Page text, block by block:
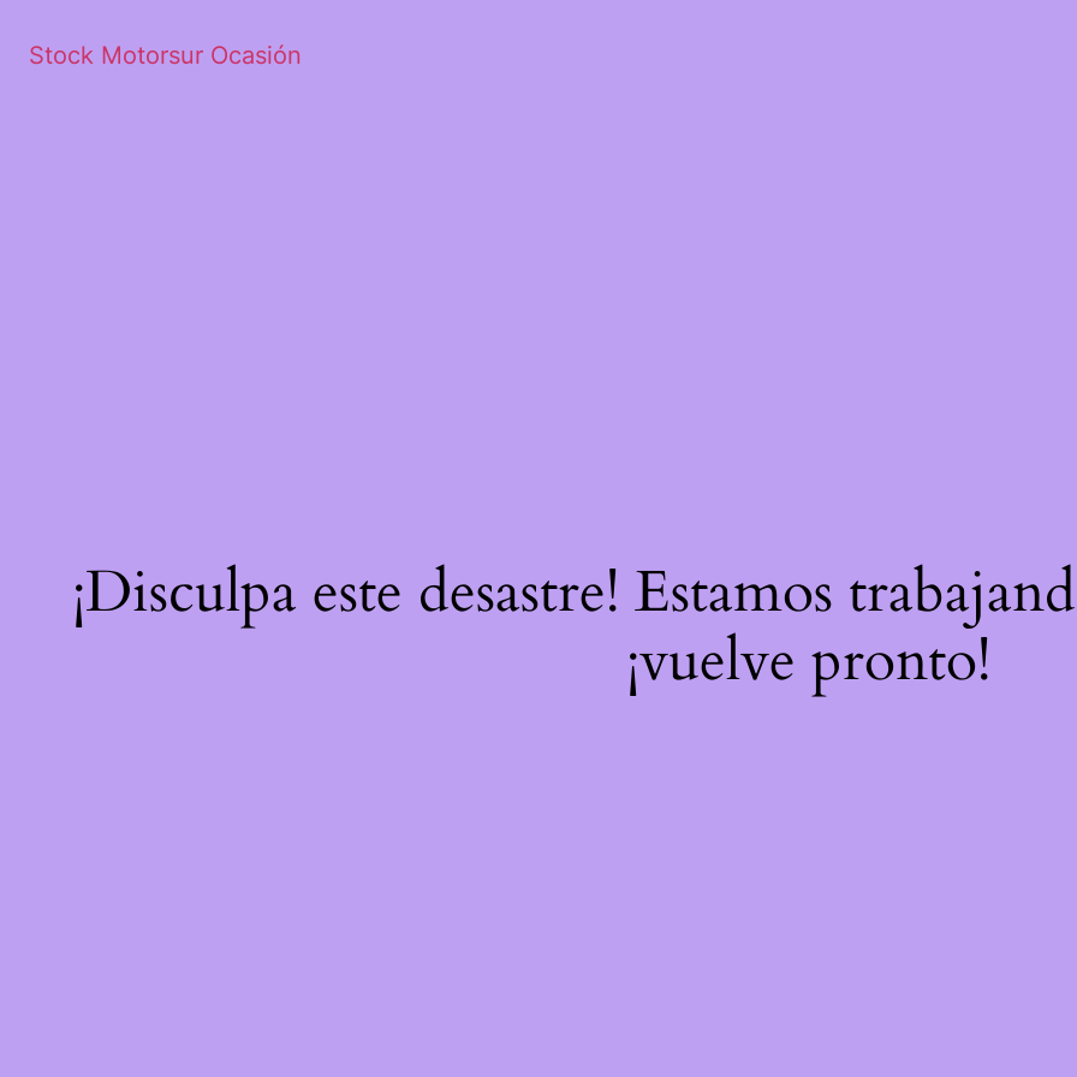
Stock Motorsur Ocasión
¡Disculpa este desastre! Estamos
¡vuelve pronto!